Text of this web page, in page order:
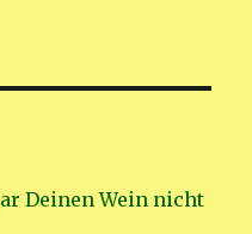
Deinen Wein nicht